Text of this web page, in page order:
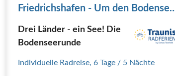
Friedrichshafen - Um den Bodensee
ab Friedrichshafen
Drei Länder - ein See! Die
Bodenseerunde
Individuelle Radreise, 6 Tage / 5 Nächte